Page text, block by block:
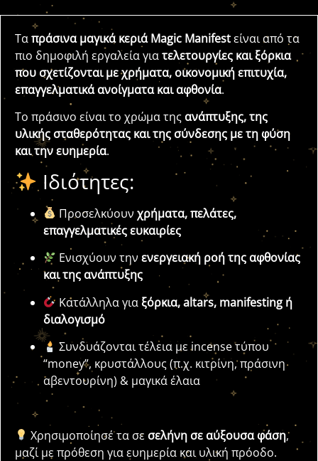
Ταπράσινα μαγικά κεριά Magic Manifestείναι από τα
πιο δημοφιλή εργαλεία γιατελετουργίες και ξόρκια
που σχετίζονται με χρήματα, οικονομική επιτυχία,
επαγγελματικά ανοίγματα και αφθονία.
Το πράσινο είναι το χρώμα της ανάπτυξης, της
υλικής σταθερότητας και της σύνδεσης με τη φύση
και την ευημερία.
Ιδιότητες:
Προσελκύουνχρήματα, πελάτες,
επαγγελματικές ευκαιρίες
Ενισχύουν τηνενεργειακή ροή της αφθονίας
και της ανάπτυξης
Κατάλληλα γιαξόρκια, altars, manifesting ή
διαλογισμό
Συνδυάζονται τέλεια με incense τύπου
“money”, κρυστάλλους (π.χ. κιτρίνη, πράσινη
αβεντουρίνη) & μαγικά έλαια
Χρησιμοποίησέ τα σε σελήνη σε αύξουσα φάση,
μαζί με πρόθεση για ευημερία και υλική πρόοδο.